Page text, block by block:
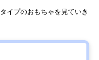
イプのおもちゃを見ていき